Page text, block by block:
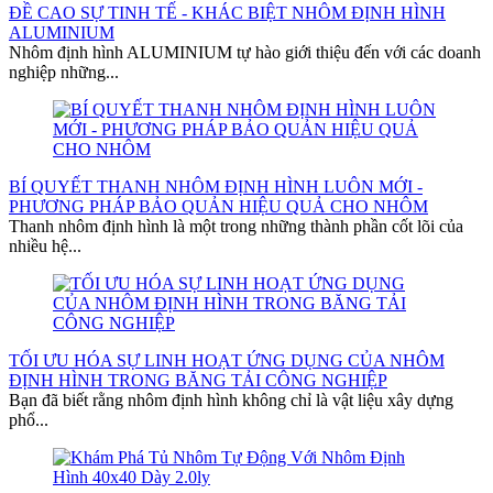
ĐỀ CAO SỰ TINH TẾ - KHÁC BIỆT NHÔM ĐỊNH HÌNH
ALUMINIUM
Nhôm định hình ALUMINIUM tự hào giới thiệu đến với các doanh
nghiệp những...
BÍ QUYẾT THANH NHÔM ĐỊNH HÌNH LUÔN MỚI -
PHƯƠNG PHÁP BẢO QUẢN HIỆU QUẢ CHO NHÔM
Thanh nhôm định hình là một trong những thành phần cốt lõi của
nhiều hệ...
TỐI ƯU HÓA SỰ LINH HOẠT ỨNG DỤNG CỦA NHÔM
ĐỊNH HÌNH TRONG BĂNG TẢI CÔNG NGHIỆP
Bạn đã biết rằng nhôm định hình không chỉ là vật liệu xây dựng
phổ...